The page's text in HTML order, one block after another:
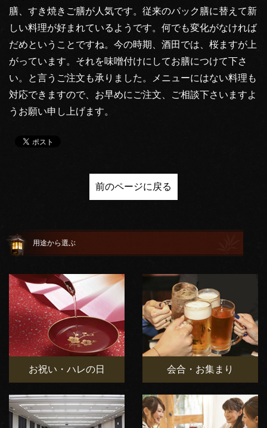
膳、すき焼きご膳が人気です。従来のパック膳に替えて新
しい料理が好まれているようです。何でも変化がなければ
だめということですね。今の時期、酒田では、桜ますが上
がっています。それを味噌付けにしてお膳につけて下さ
い。と言うご注文も承りました。メニューにはない料理も
対応できますので、お早めにご注文、ご相談下さいますよ
うお願い申し上げます。
前のページに戻る
用途から選ぶ
お祝い・ハレの日 会合・お集まり